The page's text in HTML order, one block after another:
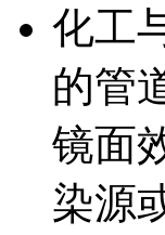
化工
的管
镜面
染源